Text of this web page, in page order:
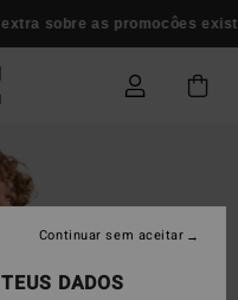
sobre as promocôes
DADOS
Continuar sem aceitar